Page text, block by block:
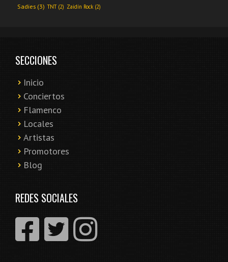
Sadies (3) TNT(2) Zaidín Rock (2)
SECCIONES
Inicio
Conciertos
Flamenco
Locales
Artistas
Promotores
Blog
REDES SOCIALES